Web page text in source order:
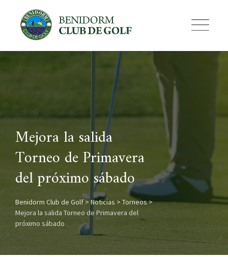
content
Mejora la salida
Torneo de Primavera
del próximo sábado
Benidorm Club de Golf >Noticias > Torneos>
Mejora la salida Torneo de Primavera del
próximo sábado